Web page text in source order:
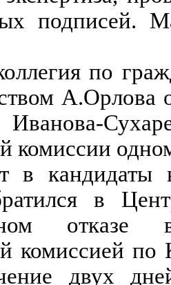
подписей.
по
А.Орлова
Иванова-
комиссии
в кандидаты
в
комиссией
двух